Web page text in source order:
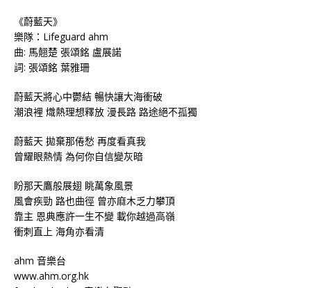
《蔚藍天》
樂隊：Lifeguard ahm
曲: 馬翹楚 張頌銘 盧展諾
詞: 張頌銘 葉雅珊
蔚藍天將心中鬱結 暢快讓大海衝破
潮浪裡 熾熱理想釋放 漫長路 路途絕不孤獨
蔚藍天 拋棄那倦愁 再度看真我
曾耀眼熱情 為何你自信變灰暗
盼那天鷹般展翅 眺萬象風景
風會疾勁 路也曲徑 曾亦麻木乏力攀頂
靠主 恩典應許一生不變 載你越過高嶺
衝刺直上 海角亦看清
ahm 音樂台
www.ahm.org.hk